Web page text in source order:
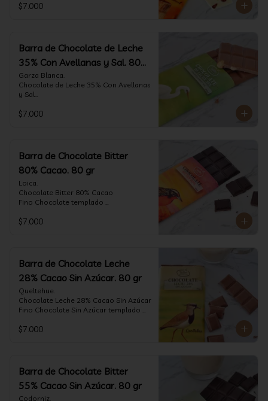
frambuesas deshidratadas, con un perfil
Formato: tableta 80 gramos.
$7.000
Barra de Chocolate de Leche
35% Con Avellanas y Sal. 80
gr
Garza Blanca.
Chocolate de Leche 35% Con Avellanas
y Sal
artesanalmente con Avellanas
con la textura y complemento de sabor
de las avellanas y sal.
Formato: tableta 80 gramos.
$7.000
Barra de Chocolate Bitter
80% Cacao. 80 gr
Loica.
Chocolate Bitter 80% Cacao
Fino Chocolate templado
de frutas rojas, zeste de pomelo y
$7.000
Barra de Chocolate Leche
28% Cacao Sin Azúcar. 80 gr
Queltehue.
Chocolate Leche 28% Cacao Sin Azúcar
Fino Chocolate Sin Azúcar templado
aterciopelado de frutas rojas y cacao
$7.000
Barra de Chocolate Bitter
55% Cacao Sin Azúcar. 80 gr
Codorniz.